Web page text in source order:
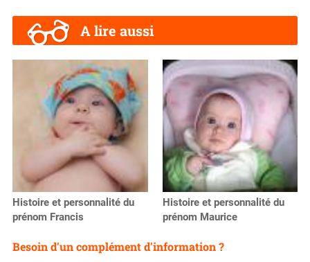
A lire aussi
Histoire et personnalité du
prénom Francis
Histoire et personnalité du
prénom Maurice
Besoin d'un complément d'information ?